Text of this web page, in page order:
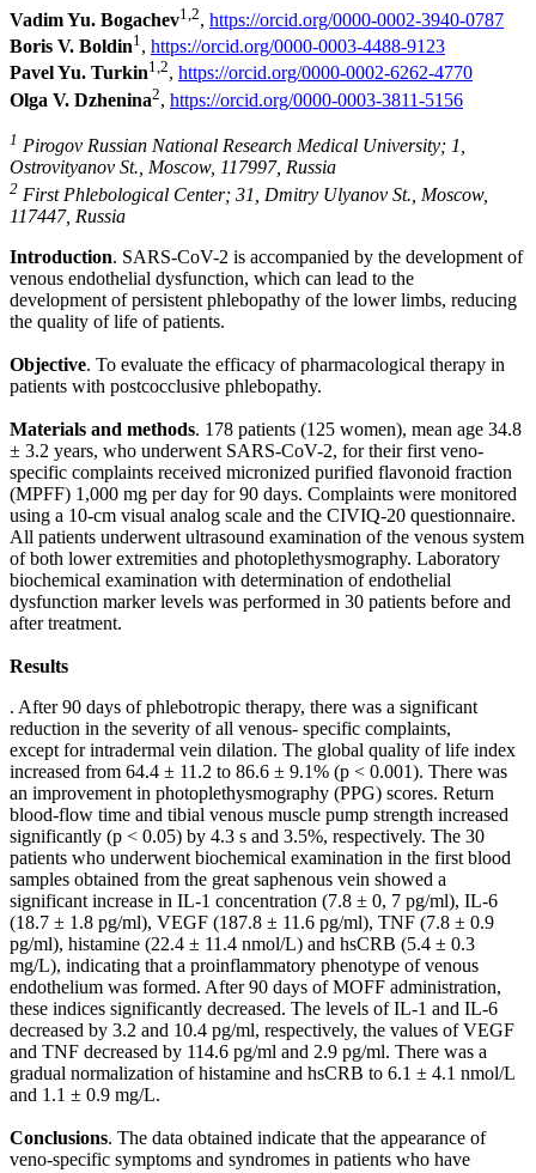
Vadim Yu. Bogachev1,2, https://orcid.org/0000-0002-3940-0787
Boris V. Boldin1 , https://orcid.org/0000-0003-4488-9123
Pavel Yu. Turkin1,2, https://orcid.org/0000-0002-6262-4770
Olga V. Dzhenina2, https://orcid.org/0000-0003-3811-5156
1 Pirogov Russian National Research Medical University; 1,
Ostrovityanov St., Moscow, 117997, Russia
2 First Phlebological Center; 31, Dmitry Ulyanov St., Moscow,
117447, Russia
Introduction. SARS-CoV-2 is accompanied by the development of
venous endothelial dysfunction, which can lead to the
development of persistent phlebopathy of the lower limbs, reducing
the quality of life of patients.
Objective. To evaluate the efficacy of pharmacological therapy in
patients with postcocclusive phlebopathy.
Materials and methods. 178 patients (125 women), mean age 34.8
± 3.2 years, who underwent SARS-CoV-2, for their first veno-
specific complaints received micronized purified flavonoid fraction
(MPFF) 1,000 mg per day for 90 days. Complaints were monitored
using a 10-cm visual analog scale and the CIVIQ-20 questionnaire.
All patients underwent ultrasound examination of the venous system
of both lower extremities and photoplethysmography. Laboratory
biochemical examination with determination of endothelial
dysfunction marker levels was performed in 30 patients before and
after treatment.
Results
. After 90 days of phlebotropic therapy, there was a significant
reduction in the severity of all venous- specific complaints,
except for intradermal vein dilation. The global quality of life index
increased from 64.4 ± 11.2 to 86.6 ± 9.1% (p < 0.001). There was
an improvement in photoplethysmography (PPG) scores. Return
blood-flow time and tibial venous muscle pump strength increased
significantly (p < 0.05) by 4.3 s and 3.5%, respectively. The 30
patients who underwent biochemical examination in the first blood
samples obtained from the great saphenous vein showed a
significant increase in IL-1 concentration (7.8 ± 0, 7 pg/ml), IL-6
(18.7 ± 1.8 pg/ml), VEGF (187.8 ± 11.6 pg/ml), TNF (7.8 ± 0.9
pg/ml), histamine (22.4 ± 11.4 nmol/L) and hsCRB (5.4 ± 0.3
mg/L), indicating that a proinflammatory phenotype of venous
endothelium was formed. After 90 days of MOFF administration,
these indices significantly decreased. The levels of IL-1 and IL-6
decreased by 3.2 and 10.4 pg/ml, respectively, the values of VEGF
and TNF decreased by 114.6 pg/ml and 2.9 pg/ml. There was a
gradual normalization of histamine and hsCRB to 6.1 ± 4.1 nmol/L
and 1.1 ± 0.9 mg/L.
Conclusions. The data obtained indicate that the appearance of
veno-specific symptoms and syndromes in patients who have